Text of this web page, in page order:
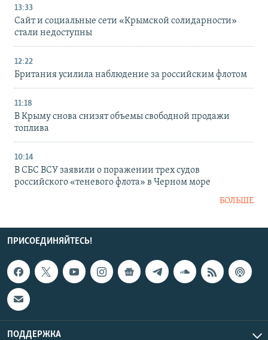
13:33
Сайт и социальные сети «Крымской солидарности»
стали недоступны
12:22
Британия усилила наблюдение за российским флотом
11:18
В Крыму снова снизят объемы свободной продажи
топлива
10:14
В СБС ВСУ заявили о поражении трех судов
российского «теневого флота» в Черном море
БОЛЬШЕ
ПРИСОЕДИНЯЙТЕСЬ!
ПОДДЕРЖКА